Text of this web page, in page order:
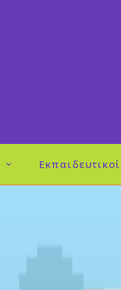
Εκπαιδευτικοί